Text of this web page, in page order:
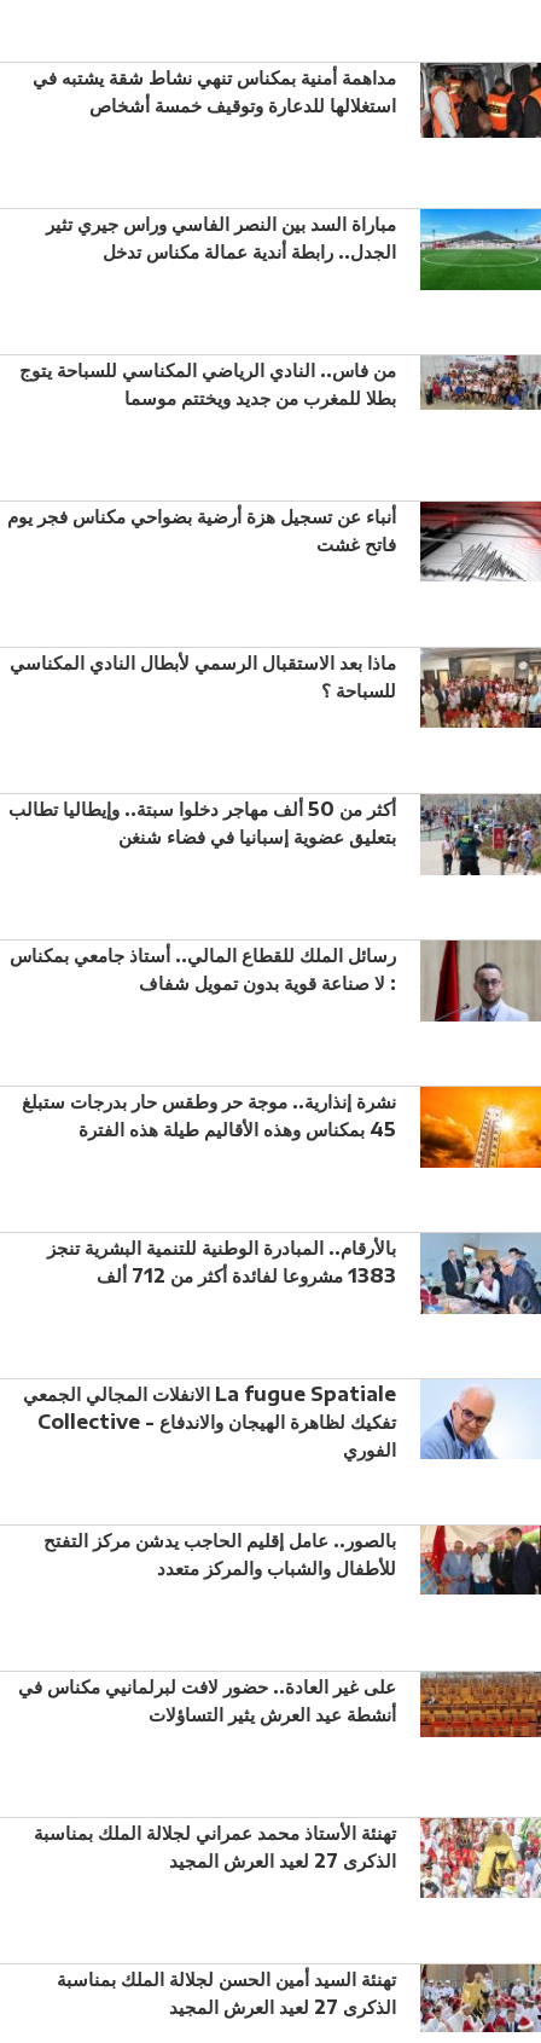
مداهمة أمنية بمكناس تنهي نشاط شقة يشتبه في
استغلالها للدعارة وتوقيف خمسة أشخاص
مباراة السد بين النصر الفاسي وراس جيري تثير
الجدل.. رابطة أندية عمالة مكناس تدخل
من فاس.. النادي الرياضي المكناسي للسباحة يتوج
بطلا للمغرب من جديد ويختتم موسما
أنباء عن تسجيل هزة أرضية بضواحي مكناس فجر يوم
فاتح غشت
ماذا بعد الاستقبال الرسمي لأبطال النادي المكناسي
للسباحة ؟
أكثر من 50 ألف مهاجر دخلوا سبتة.. وإيطاليا تطالب
بتعليق عضوية إسبانيا في فضاء شنغن
رسائل الملك للقطاع المالي.. أستاذ جامعي بمكناس
: لا صناعة قوية بدون تمويل شفاف
نشرة إنذارية.. موجة حر وطقس حار بدرجات ستبلغ
45 بمكناس وهذه الأقاليم طيلة هذه الفترة
بالأرقام.. المبادرة الوطنية للتنمية البشرية تنجز
1383 مشروعا لفائدة أكثر من 712 ألف
الانفلات المجالي الجمعي La fugue Spatiale
Collective - تفكيك لظاهرة الهيجان والاندفاع
الفوري
بالصور.. عامل إقليم الحاجب يدشن مركز التفتح
للأطفال والشباب والمركز متعدد
على غير العادة.. حضور لافت لبرلمانيي مكناس في
أنشطة عيد العرش يثير التساؤلات
تهنئة الأستاذ محمد عمراني لجلالة الملك بمناسبة
الذكرى 27 لعيد العرش المجيد
تهنئة السيد أمين الحسن لجلالة الملك بمناسبة
الذكرى 27 لعيد العرش المجيد